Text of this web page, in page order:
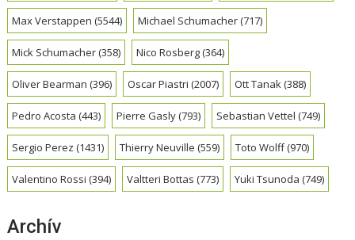
Max Verstappen (5544) Michael Schumacher(717)
Mick Schumacher(358) Nico Rosberg(364)
Oliver Bearman (396) Oscar Piastri (2007) Ott Tanak(388)
Pedro Acosta (443) Pierre Gasly(793) Sebastian Vettel (749)
Sergio Perez (1431) Thierry Neuville (559) Toto Wolff(970)
Valentino Rossi (394) Valtteri Bottas (773) Yuki Tsunoda (749)
Archív